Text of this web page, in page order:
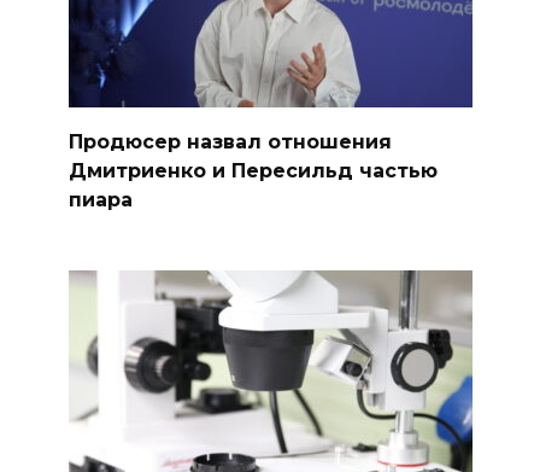
Продюсер назвал отношения
Дмитриенко и Пересильд частью
пиара